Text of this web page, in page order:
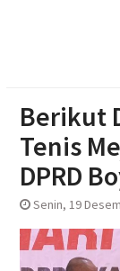
Berikut
Tenis
DPRD
Senin, 19